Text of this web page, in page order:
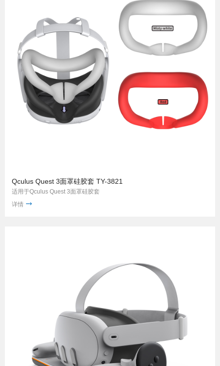
Qculus Quest 3面罩硅胶套 TY-3821
适用于Qculus Quest 3面罩硅胶套
详情